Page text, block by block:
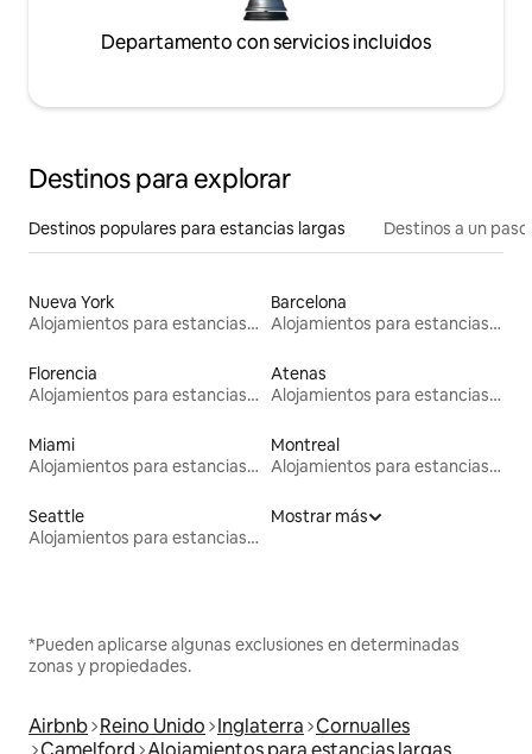
Departamento con servicios incluidos
Destinos para explorar
Destinos populares para estancias largas Destinos a un
Nueva York
Alojamientos para estancias largas
Barcelona
Alojamientos para estancias largas
Florencia
Alojamientos para estancias largas
Atenas
Alojamientos para estancias largas
Miami
Alojamientos para estancias largas
Montreal
Alojamientos para estancias largas
Seattle
Alojamientos para estancias largas
Mostrar más
*Pueden aplicarse algunas exclusiones en determinadas
zonas y propiedades.
Airbnb Reino Unido Inglaterra Cornualles